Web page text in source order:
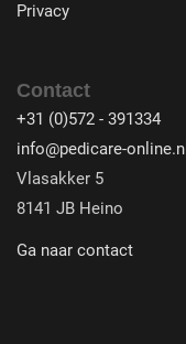
Privacy
Contact
+31 (0)572 - 391334
info@pedicare-online.nl
Vlasakker 5
8141 JB Heino
Ga naar contact